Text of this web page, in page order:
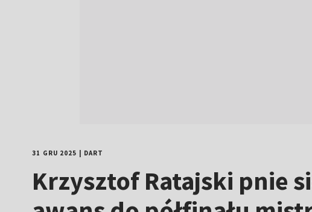
31 GRU 2025 DART
Krzysztof Ratajski pnie